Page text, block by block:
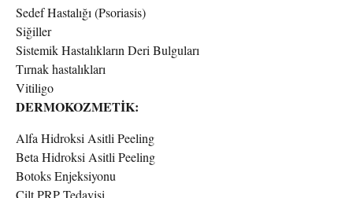
Sedef Hastalığı (Psoriasis)
Siğiller
Sistemik Hastalıkların Deri Bulguları
Tırnak hastalıkları
Vitiligo
DERMOKOZMETİK:
Alfa Hidroksi Asitli Peeling
Beta Hidroksi Asitli Peeling
Botoks Enjeksiyonu
Cilt PRP Tedavisi